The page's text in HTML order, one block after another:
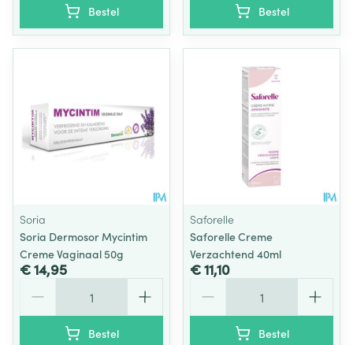
Bestel Bestel
Soria
Soria Dermosor Mycintim
Creme Vaginaal 50g
€ 14,95
Bestel
Saforelle
Saforelle Creme
Verzachtend 40ml
€ 11,10
Bestel